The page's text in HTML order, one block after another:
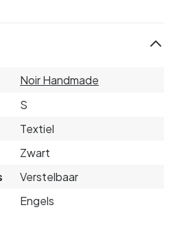
Noir Handmade
S
Textiel
Zwart
Verstelbaar
Engels